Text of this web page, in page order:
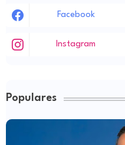
Facebook
Instagram
Populares